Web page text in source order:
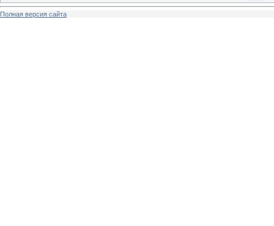
Полная версия сайта